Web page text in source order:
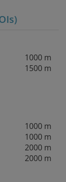
1000 m
1500 m
1000 m
1000 m
2000 m
2000 m